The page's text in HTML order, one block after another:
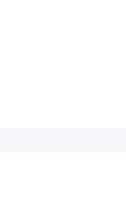
济合作社采购人：